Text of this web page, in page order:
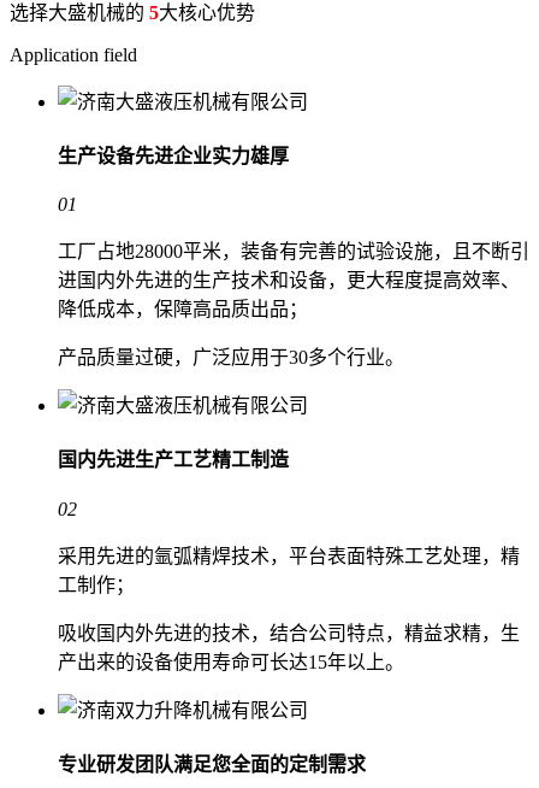
选择大盛机械的 5大核心优势
Application field
生产设备先进企业实力雄厚
01
工厂占地28000平米，装备有完善的试验设施，且不断引
进国内外先进的生产技术和设备，更大程度提高效率、
降低成本，保障高品质出品；
产品质量过硬，广泛应用于30多个行业。
国内先进生产工艺精工制造
02
采用先进的氩弧精焊技术，平台表面特殊工艺处理，精
工制作；
吸收国内外先进的技术，结合公司特点，精益求精，生
产出来的设备使用寿命可长达15年以上。
专业研发团队满足您全面的定制需求